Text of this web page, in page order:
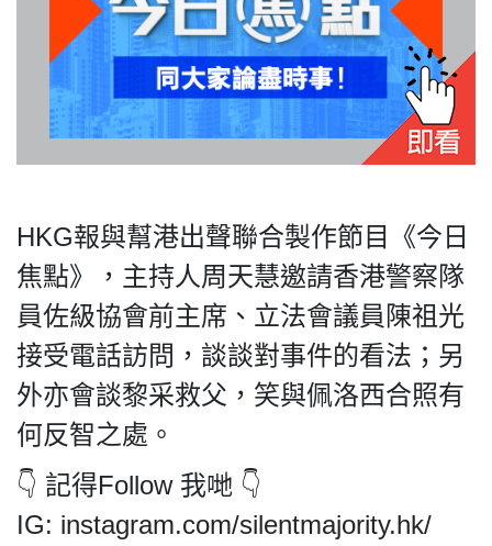
聯絡我們
私
政
策
及
免
責
聲
明
2018
Silent
Majority
For
HKG報與幫港出聲聯合製作節目《今日
焦點》，主持人周天慧邀請香港警察隊
員佐級協會前主席、立法會議員陳祖光
接受電話訪問，談談對事件的看法；另
外亦會談黎采救父，笑與佩洛西合照有
何反智之處。
👇 記得Follow 我哋 👇
IG: instagram.com/silentmajority.hk/